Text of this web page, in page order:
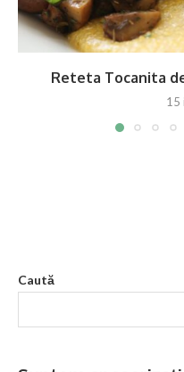
Reteta Tocanita
15
Caută